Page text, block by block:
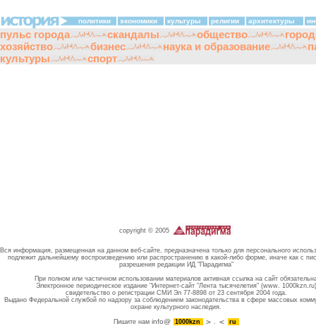
политики экономики культуры религии архитектуры
пульс города скандалы общество
хозяйство
бизнес наука и образование
культуры
спорт
copyright © 2005
Вся информация, размещенная на данном веб-сайте, предназначена только для персонального
подлежит дальнейшему воспроизведению или распространению в какой-либо форме, иначе как с
разрешения редакции ИД "Парадигма"
При полном или частичном использовании материалов активная ссылка на сайт
Электронное периодическое издание "Интернет-сайт "Лента тысячелетия" (www. 1000kzn.ru)
свидетельство о регистрации СМИ Эл 77-8898 от 23 сентября 2004 года.
Выдано Федеральной службой по надзору за соблюдением законодательства в сфере массовых
охране культурного наследия.
Пишите намinfo@ 1000kzn . ru